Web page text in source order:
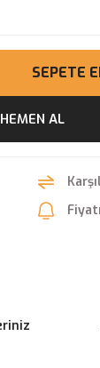
SEPETE
HEMEN AL